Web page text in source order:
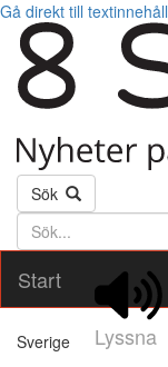
Gå direkt till textinnehåll
Sök
Söktext
Start
Lyssna
Sverige